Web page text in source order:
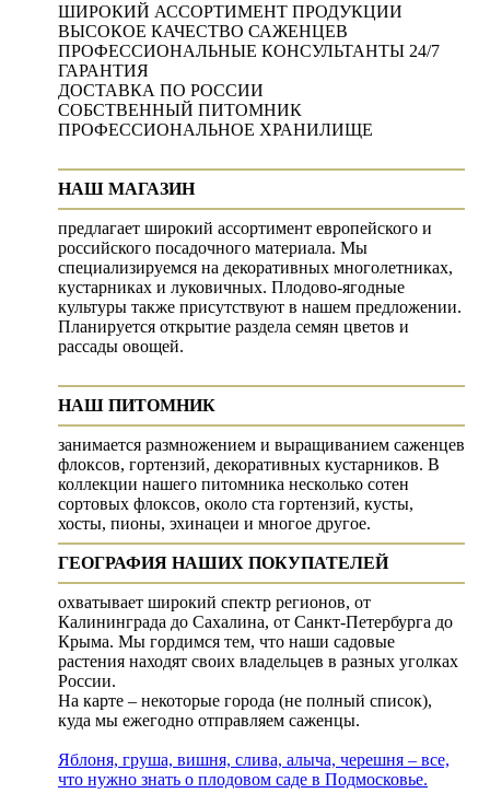
ШИРОКИЙ АССОРТИМЕНТ ПРОДУКЦИИ
ВЫСОКОЕ КАЧЕСТВО САЖЕНЦЕВ
ПРОФЕССИОНАЛЬНЫЕ КОНСУЛЬТАНТЫ 24/7
ГАРАНТИЯ
ДОСТАВКА ПО РОССИИ
СОБСТВЕННЫЙ ПИТОМНИК
ПРОФЕССИОНАЛЬНОЕ ХРАНИЛИЩЕ
НАШ МАГАЗИН
предлагает широкий ассортимент европейского и
российского посадочного материала. Мы
специализируемся на декоративных многолетниках,
кустарниках и луковичных. Плодово-ягодные
культуры также присутствуют в нашем предложении.
Планируется открытие раздела семян цветов и
рассады овощей.
НАШ ПИТОМНИК
занимается размножением и выращиванием саженцев
флоксов, гортензий, декоративных кустарников. В
коллекции нашего питомника несколько сотен
сортовых флоксов, около ста гортензий, кусты,
хосты, пионы, эхинацеи и многое другое.
ГЕОГРАФИЯ НАШИХ ПОКУПАТЕЛЕЙ
охватывает широкий спектр регионов, от
Калининграда до Сахалина, от Санкт-Петербурга до
Крыма. Мы гордимся тем, что наши садовые
растения находят своих владельцев в разных уголках
России.
На карте – некоторые города (не полный список),
куда мы ежегодно отправляем саженцы.
Яблоня, груша, вишня, слива, алыча, черешня – все,
что нужно знать о плодовом саде в Подмосковье.